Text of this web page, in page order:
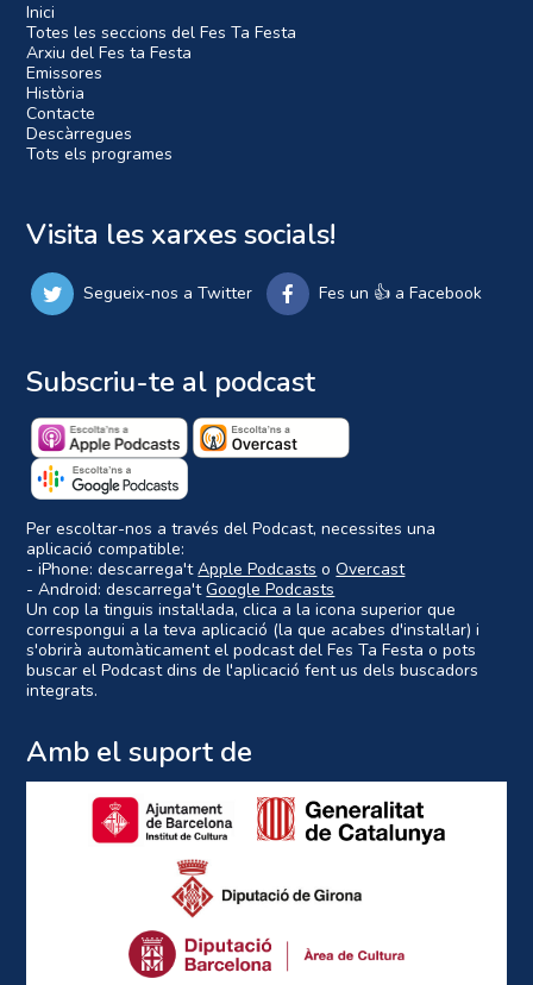
Inici
Totes les seccions del Fes Ta Festa
Arxiu del Fes ta Festa
Emissores
Història
Contacte
Descàrregues
Tots els programes
Visita les xarxes socials!
Segueix-nos a Twitter Fes un 👍 a Facebook
Subscriu-te al podcast
Per escoltar-nos a través del Podcast, necessites una
aplicació compatible:
- iPhone: descarrega'tApple Podcasts oOvercast
- Android: descarrega'tGoogle Podcasts
Un cop la tinguis instal·lada, clica a la icona superior que
correspongui a la teva aplicació (la que acabes d'instal·lar) i
s'obrirà automàticament el podcast del Fes Ta Festa o pots
buscar el Podcast dins de l'aplicació fent us dels buscadors
integrats.
Amb el suport de